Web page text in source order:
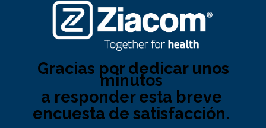
Gracias por dedicar unos
minutos
a responder esta breve
encuesta de satisfacción.